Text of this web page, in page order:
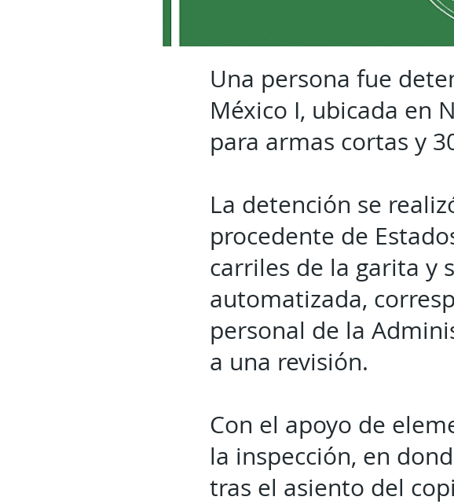
Una persona fue
México I, ubicada en
para armas cortas y
La detención se
procedente de
carriles de la garita y
automatizada,
personal de la
a una revisión.
Con el apoyo de
la inspección, en
tras el asiento del